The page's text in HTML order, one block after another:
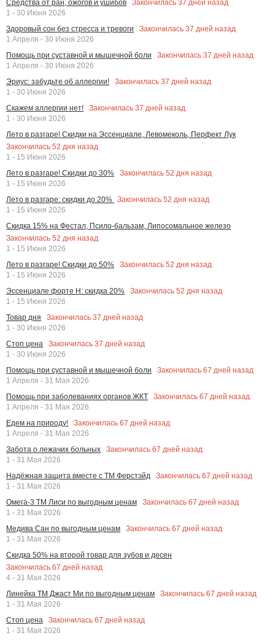
Средства от ран, ожогов и ушибов Закончилась 37 дней назад
1 - 30 Июня 2026
Здоровый сон без стресса и тревоги
Закончилась 37 дней назад
1 Апреля - 30 Июня 2026
Помощь при суставной и мышечной боли
Закончилась 37 дней назад
1 Апреля - 30 Июня 2026
Эриус: забудьте об аллергии!
Закончилась 37 дней назад
1 - 30 Июня 2026
Скажем аллергии нет!
Закончилась 37 дней назад
1 - 30 Июня 2026
Лето в разгаре! Скидки на Эссенциале, Левомеколь, Перфект Лук
Закончилась 52 дня назад
1 - 15 Июня 2026
Лето в разгаре! Скидки до 30%
Закончилась 52 дня назад
1 - 15 Июня 2026
Лето в разгаре: скидки до 20% Закончилась 52 дня назад
1 - 15 Июня 2026
Скидка 15% на Фестал, Псило-бальзам, Липосомальное железо
Закончилась 52 дня назад
1 - 15 Июня 2026
Лето в разгаре! Скидки до 50%
Закончилась 52 дня назад
1 - 15 Июня 2026
Эссенциале форте Н: скидка 20%
Закончилась 52 дня назад
1 - 15 Июня 2026
Товар дня
Закончилась 37 дней назад
1 - 30 Июня 2026
Стоп цена
Закончилась 37 дней назад
1 - 30 Июня 2026
Помощь при суставной и мышечной боли
Закончилась 67 дней назад
1 Апреля - 31 Мая 2026
Помощь при заболеваниях органов ЖКТ
Закончилась 67 дней назад
1 Апреля - 31 Мая 2026
Едем на природу!
Закончилась 67 дней назад
1 Апреля - 31 Мая 2026
Забота о лежачих больных
Закончилась 67 дней назад
1 - 31 Мая 2026
Надёжная защита вместе с ТМ Ферстэйд
Закончилась 67 дней назад
1 - 31 Мая 2026
Омега-3 ТМ Лиси по выгодным ценам
Закончилась 67 дней назад
1 - 31 Мая 2026
Медива Сан по выгодным ценам
Закончилась 67 дней назад
1 - 31 Мая 2026
Скидка 50% на второй товар для зубов и десен
Закончилась 67 дней назад
4 - 31 Мая 2026
Линейка ТМ Джаст Ми по выгодным ценам
Закончилась 67 дней назад
1 - 31 Мая 2026
Стоп цена
Закончилась 67 дней назад
1 - 31 Мая 2026